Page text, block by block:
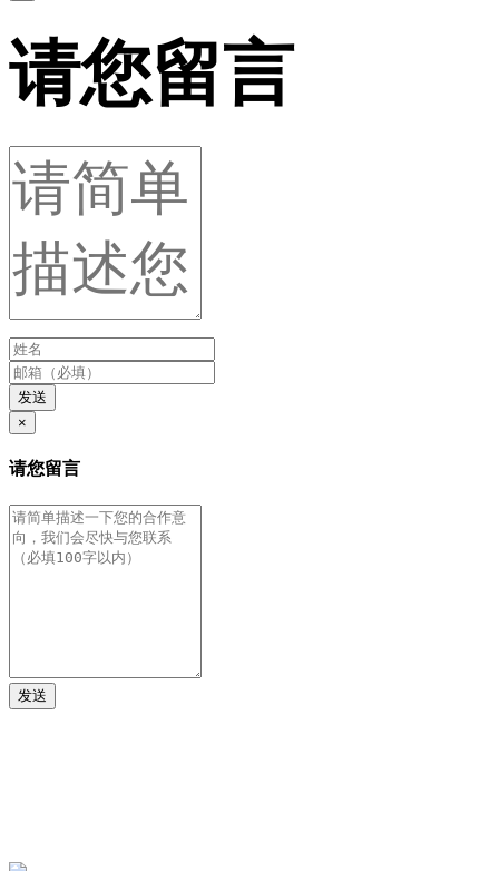
请您留言
发送
×
请您留言
发送